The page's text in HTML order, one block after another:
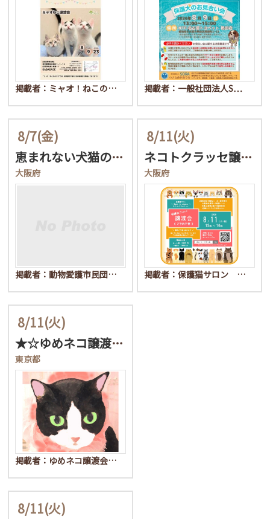
掲載者：ミャオ！ねこの… 掲載者：一般社団法人S…
8/7(金)
恵まれない犬猫の新しい飼…
大阪府
掲載者：動物愛護市民団…
8/11(火)
ネコトクラッセ譲渡会
大阪府
掲載者：保護猫サロン …
8/11(火)
★☆ゆめネコ譲渡会☆★ …
東京都
掲載者：ゆめネコ譲渡会…
8/11(火)